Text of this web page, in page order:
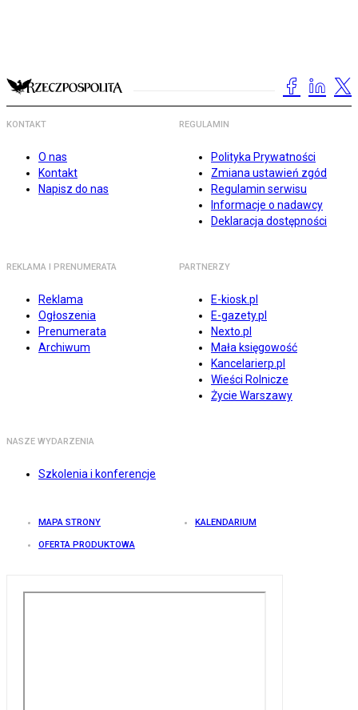
KONTAKT
O nas
Kontakt
Napisz do nas
REGULAMIN
Polityka Prywatności
Zmiana ustawień zgód
Regulamin serwisu
Informacje o nadawcy
Deklaracja dostępności
REKLAMA I PRENUMERATA
Reklama
Ogłoszenia
Prenumerata
Archiwum
PARTNERZY
E-kiosk.pl
E-gazety.pl
Nexto.pl
Mała księgowość
Kancelarierp.pl
Wieści Rolnicze
Życie Warszawy
NASZE WYDARZENIA
Szkolenia i konferencje
MAPA STRONY KALENDARIUM
OFERTA PRODUKTOWA